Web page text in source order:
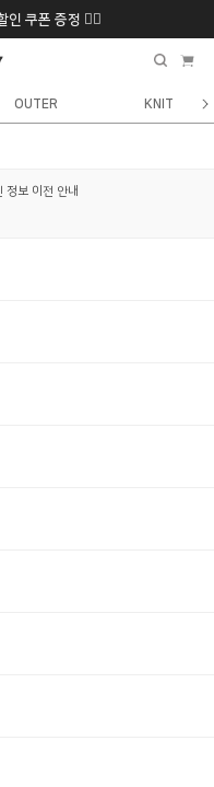
쿠폰 증정 ❤️‍🔥
9/12월
OUTER KNIT
정보 이전 안내